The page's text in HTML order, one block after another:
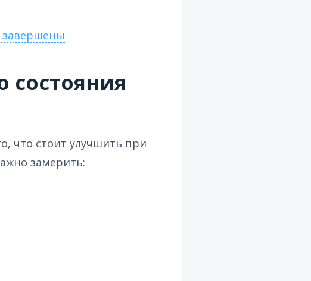
завершены
состояния
что стоит улучшить при
замерить: